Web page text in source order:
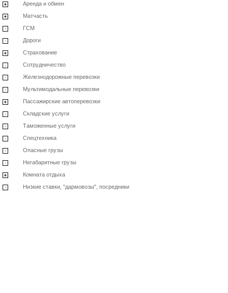
Аренда и обмен
Матчасть
ГСМ
Дороги
Страхование
Сотрудничество
Железнодорожные перевозки
Мультимодальные перевозки
Пассажирские автоперевозки
Складские услуги
Таможенные услуги
Спецтехника
Опасные грузы
Негабаритные грузы
Комната отдыха
Низкие ставки, "дармовозы", посредники